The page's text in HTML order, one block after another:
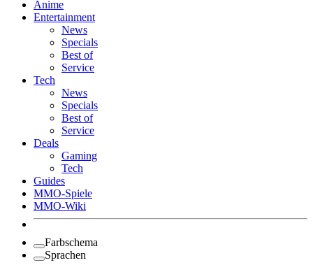
Anime
Entertainment
News
Specials
Best of
Service
Tech
News
Specials
Best of
Service
Deals
Gaming
Tech
Guides
MMO-Spiele
MMO-Wiki
Farbschema
Sprachen